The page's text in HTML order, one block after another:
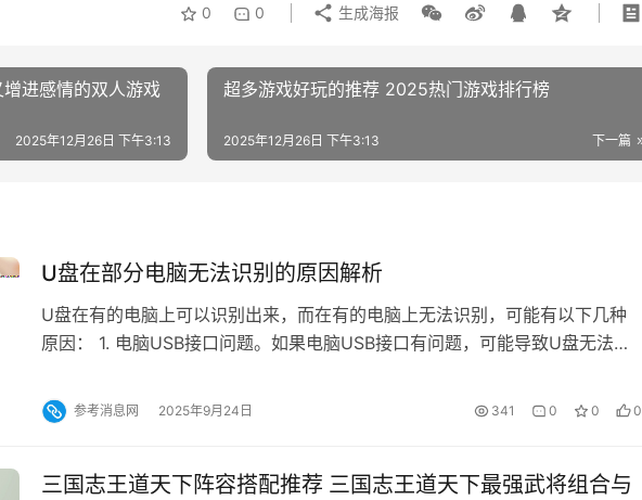
0 0 生成海报
进感情的双人游戏
2025年12月26日 下午3:13
超多游戏好玩的推荐 2025热门游戏排行榜
下一篇
2025年12月26日 下午3:13
U盘在部分电脑无法识别的原因解析
U盘在有的电脑上可以识别出来，而在有的电脑上无法识别，可能有以下几种
原因： 1. 电脑USB接口问题。如果电脑USB接口有问题，可能导致U盘无法被
题。如果U盘驱动程序出现问题或未安装驱动程序，可能导致电脑无法识别U
盘。可以尝试重新安装驱动程序或更新驱动程序来解决这个问题。如果使用的
参考消息网 2025年9月24日 341 0 0 0
三国志王道天下阵容搭配推荐 三国志王道天下最强武将组合与